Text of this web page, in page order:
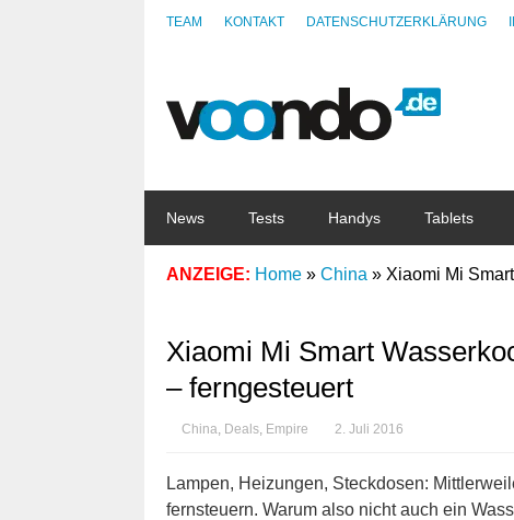
TEAM KONTAKT DATENSCHUTZERKLÄRUNG
News Tests Handys Tablets
ANZEIGE: Home » China » Xiaomi Mi
Xiaomi Mi Smart
– ferngesteuert
China, Deals, Empire 2. Juli 2016
Lampen, Heizungen, Steckdosen:
fernsteuern. Warum also nicht auch ein